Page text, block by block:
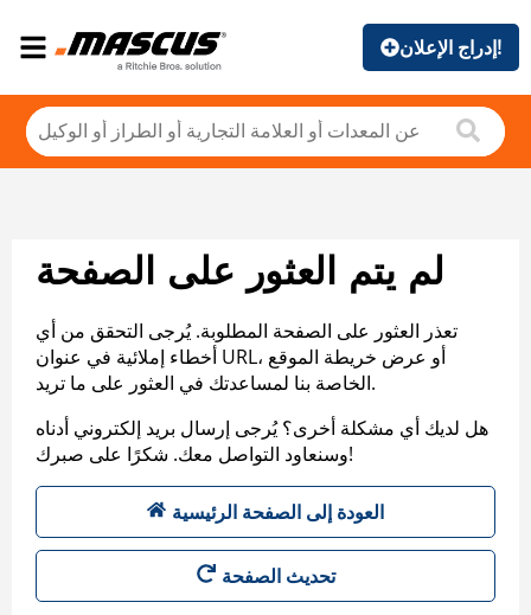
إدراج الإعلان!
لم يتم العثور على الصفحة
تعذر العثور على الصفحة المطلوبة. يُرجى التحقق من أي
أخطاء إملائية في عنوان URL، أو عرض خريطة الموقع
الخاصة بنا لمساعدتك في العثور على ما تريد.
هل لديك أي مشكلة أخرى؟ يُرجى إرسال بريد إلكتروني أدناه
وسنعاود التواصل معك. شكرًا على صبرك!
العودة إلى الصفحة الرئيسية
تحديث الصفحة